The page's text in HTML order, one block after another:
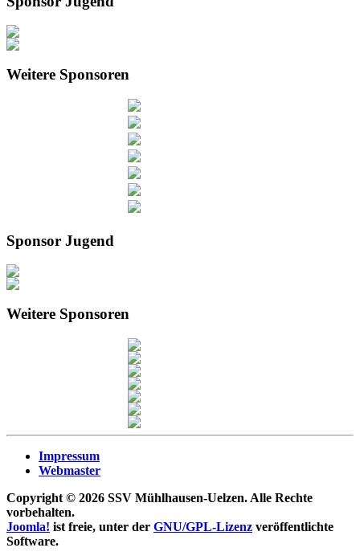
Weitere Sponsoren
Sponsor Jugend
Weitere Sponsoren
Impressum
Webmaster
Copyright © 2026 SSV Mühlhausen-Uelzen. Alle Rechte
vorbehalten.
Joomla! ist freie, unter der GNU/GPL-Lizenz veröffentlichte
Software.